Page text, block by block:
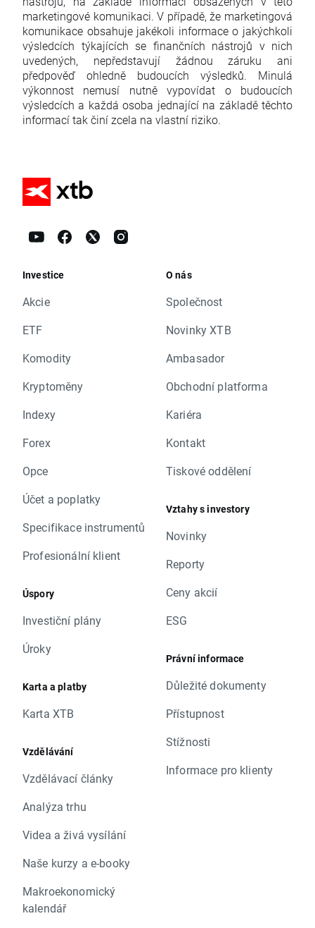
marketingové komunikaci. V případě, že marketingová
komunikace obsahuje jakékoli informace o jakýchkoli
výsledcích týkajících se finančních nástrojů v nich
uvedených, nepředstavují žádnou záruku ani
předpověď ohledně budoucích výsledků. Minulá
výkonnost nemusí nutně vypovídat o budoucích
výsledcích a každá osoba jednající na základě těchto
informací tak činí zcela na vlastní riziko.
Investice
Akcie
ETF
Komodity
Kryptoměny
Indexy
Forex
Opce
Účet a poplatky
Specifikace instrumentů
Profesionální klient
Úspory
Investiční plány
Úroky
Karta a platby
Karta XTB
Vzdělávání
Vzdělávací články
Analýza trhu
Videa a živá vysílání
Naše kurzy a e-booky
Makroekonomický
kalendář
O nás
Společnost
Novinky XTB
Ambasador
Obchodní platforma
Kariéra
Kontakt
Tiskové oddělení
Vztahy s investory
Novinky
Reporty
Ceny akcií
ESG
Právní informace
Důležité dokumenty
Přístupnost
Stížnosti
Informace pro klienty